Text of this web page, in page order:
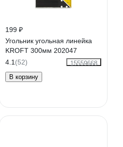
199 ₽
Угольник угольная линейка
KROFT 300мм 202047
4.1 (52)
15559668
В корзину